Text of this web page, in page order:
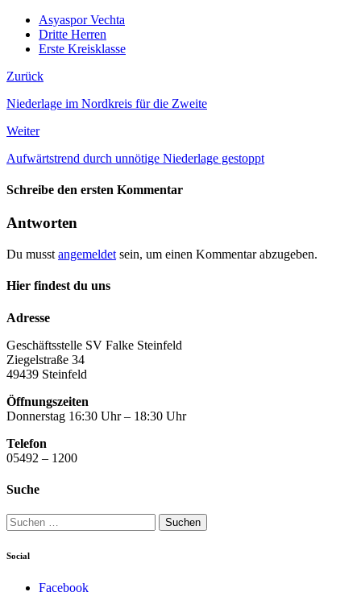
Asyaspor Vechta
Dritte Herren
Erste Kreisklasse
Zurück
Niederlage im Nordkreis für die Zweite
Weiter
Aufwärtstrend durch unnötige Niederlage gestoppt
Schreibe den ersten Kommentar
Antworten
Du musst angemeldet sein, um einen Kommentar abzugeben.
Hier findest du uns
Adresse
Geschäftsstelle SV Falke Steinfeld
Ziegelstraße 34
49439 Steinfeld
Öffnungszeiten
Donnerstag 16:30 Uhr – 18:30 Uhr
Telefon
05492 – 1200
Suche
Suchen
nach:
Social
Facebook